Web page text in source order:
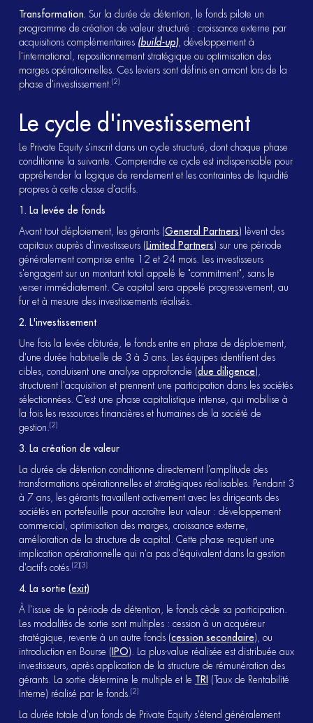
Transformation. Sur la durée de détention, le fonds pilote un
programme de création de valeur structuré : croissance externe par
acquisitions complémentaires (build-up), développement à
l'international, repositionnement stratégique ou optimisation des
marges opérationnelles. Ces leviers sont définis en amont lors de la
phase d'investissement.(2)
Le cycle d'investissement
Le Private Equity s'inscrit dans un cycle structuré, dont chaque phase
conditionne la suivante. Comprendre ce cycle est indispensable pour
appréhender la logique de rendement et les contraintes de liquidité
propres à cette classe d'actifs.
1. La levée de fonds
Avant tout déploiement, les gérants (General Partners) lèvent des
capitaux auprès d'investisseurs (Limited Partners) sur une période
généralement comprise entre 12 et 24 mois. Les investisseurs
s'engagent sur un montant total appelé le "commitment", sans le
verser immédiatement. Ce capital sera appelé progressivement, au
fur et à mesure des investissements réalisés.
2. L'investissement
Une fois la levée clôturée, le fonds entre en phase de déploiement,
d'une durée habituelle de 3 à 5 ans. Les équipes identifient des
cibles, conduisent une analyse approfondie (due diligence),
structurent l'acquisition et prennent une participation dans les sociétés
sélectionnées. C'est une phase capitalistique intense, qui mobilise à
la fois les ressources financières et humaines de la société de
gestion.(2)
3. La création de valeur
La durée de détention conditionne directement l'amplitude des
transformations opérationnelles et stratégiques réalisables. Pendant 3
à 7 ans, les gérants travaillent activement avec les dirigeants des
sociétés en portefeuille pour accroître leur valeur : développement
commercial, optimisation des marges, croissance externe,
amélioration de la structure de capital. Cette phase requiert une
implication opérationnelle qui n'a pas d'équivalent dans la gestion
d'actifs cotés.(2)(3)
4. La sortie (exit)
À l'issue de la période de détention, le fonds cède sa participation.
Les modalités de sortie sont multiples : cession à un acquéreur
stratégique, revente à un autre fonds (cession secondaire), ou
introduction en Bourse (IPO). La plus-value réalisée est distribuée aux
investisseurs, après application de la structure de rémunération des
gérants. La sortie détermine le multiple et le TRI (Taux de Rentabilité
Interne) réalisé par le fonds.(2)
La durée totale d'un fonds de Private Equity s'étend généralement